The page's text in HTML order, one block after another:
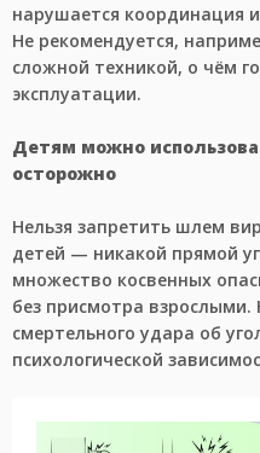
нарушается координация
Не рекомендуется,
сложной техникой, о чём
эксплуатации.
Детям можно
осторожно
Нельзя запретить шлем
детей — никакой прямой
множество косвенных
без присмотра взрослыми.
смертельного удара об
психологической